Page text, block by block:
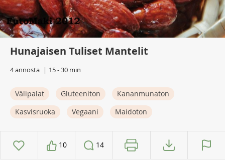
Hunajaisen Tuliset Mantelit
4 annosta 15 - 30 min
Välipalat Gluteeniton
Kananmunaton
Kasvisruoka
Vegaani Maidoton
10 14